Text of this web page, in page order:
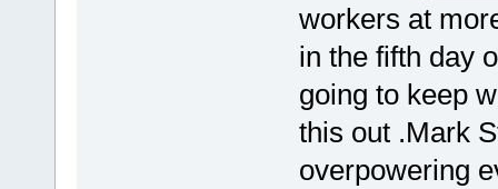
workers at
in the fifth day
going to keep
this out .Mark
overpowering